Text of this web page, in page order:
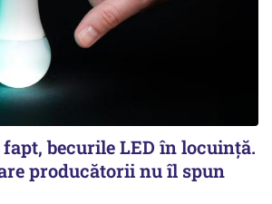
fapt, becurile LED în locuință.
producătorii nu îl spun